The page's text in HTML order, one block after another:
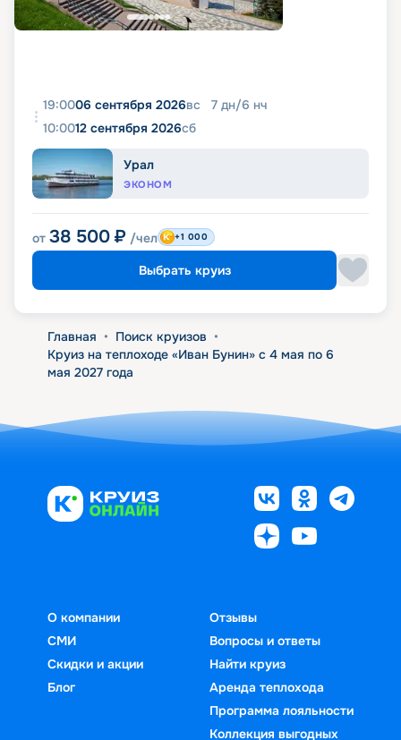
19:0006 сентября 2026вс 7 дн/6 нч
10:0012 сентября 2026сб
Урал
ЭКОНОМ
от 38 500 ₽ /чел +1 000
Выбрать круиз
Главная • Поиск круизов •
Круиз на теплоходе «Иван Бунин» с 4 мая по 6
мая 2027 года
О компании
СМИ
Скидки и акции
Блог
Отзывы
Вопросы и ответы
Найти круиз
Аренда теплохода
Программа лояльности
Коллекция выгодных